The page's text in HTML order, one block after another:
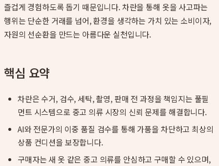
즐겁게 경험하도록 돕기 때문입니다. 차란을 통해 옷을 사고파는
행위는 단순한 거래를 넘어, 환경을 생각하는 가치 있는 소비이자,
자원의 선순환을 만드는 아름다운 실천입니다.
핵심 요약
차란은 수거, 검수, 세탁, 촬영, 판매 전 과정을 책임지는 풀필
먼트 시스템으로 중고 의류 시장의 신뢰 문제를 해결합니다.
AI와 전문가의 이중 품질 검수를 통해 가품을 차단하고 최상의
상품 컨디션을 보장합니다.
구매자는 새 옷 같은 중고 의류를 안심하고 구매할 수 있으며,